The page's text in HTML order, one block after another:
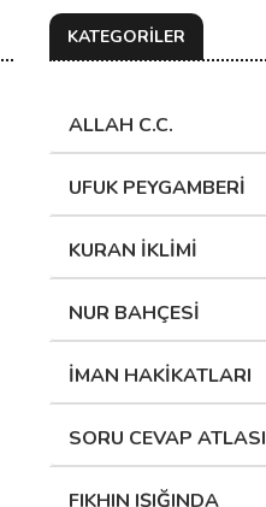
KATEGORİLER
ALLAH C.C.
UFUK PEYGAMBERİ
KURAN İKLİMİ
NUR BAHÇESİ
İMAN HAKİKATLARI
SORU CEVAP ATLASI
FIKHIN IŞIĞINDA